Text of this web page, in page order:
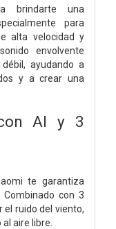
brindarte una
para
alta velocidad y
envolvente
ayudando a
y a crear una
AI y 3
te garantiza
Combinado con 3
ruido del viento,
aire libre.